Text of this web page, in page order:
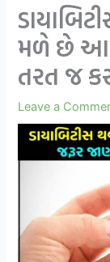
મળે છે આ
તરત જ
Leave a